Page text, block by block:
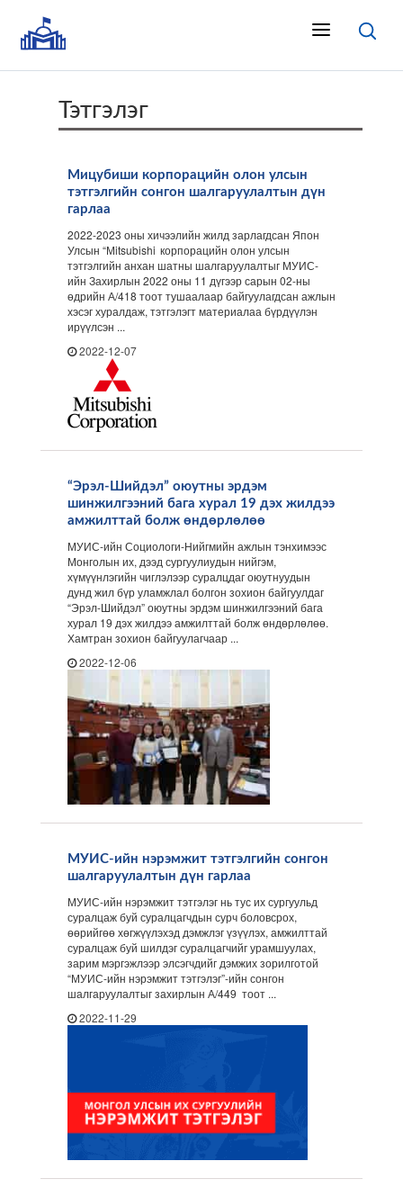
Тэтгэлэг
Мицубиши корпорацийн олон улсын
тэтгэлгийн сонгон шалгаруулалтын дүн
гарлаа
2022-2023 оны хичээлийн жилд зарлагдсан Япон
Улсын “Мitsubishi корпорацийн олон улсын
тэтгэлгийн анхан шатны шалгаруулалтыг МУИС-
ийн Захирлын 2022 оны 11 дүгээр сарын 02-ны
өдрийн А/418 тоот тушаалаар байгуулагдсан ажлын
хэсэг хуралдаж, тэтгэлэгт материалаа бүрдүүлэн
ирүүлсэн ...
2022-12-07
“Эрэл-Шийдэл” оюутны эрдэм
шинжилгээний бага хурал 19 дэх жилдээ
амжилттай болж өндөрлөлөө
МУИС-ийн Социологи-Нийгмийн ажлын тэнхимээс
Монголын их, дээд сургуулиудын нийгэм,
хүмүүнлэгийн чиглэлээр суралцдаг оюутнуудын
дунд жил бүр уламжлал болгон зохион байгуулдаг
“Эрэл-Шийдэл” оюутны эрдэм шинжилгээний бага
хурал 19 дэх жилдээ амжилттай болж өндөрлөлөө.
Хамтран зохион байгуулагчаар ...
2022-12-06
МУИС-ийн нэрэмжит тэтгэлгийн сонгон
шалгаруулалтын дүн гарлаа
МУИС-ийн нэрэмжит тэтгэлэг нь тус их сургуульд
суралцаж буй суралцагчдын сурч боловсрох,
өөрийгөө хөгжүүлэхэд дэмжлэг үзүүлэх, амжилттай
суралцаж буй шилдэг суралцагчийг урамшуулах,
зарим мэргэжлээр элсэгчдийг дэмжих зорилготой
“МУИС-ийн нэрэмжит тэтгэлэг”-ийн сонгон
шалгаруулалтыг захирлын А/449 тоот ...
2022-11-29